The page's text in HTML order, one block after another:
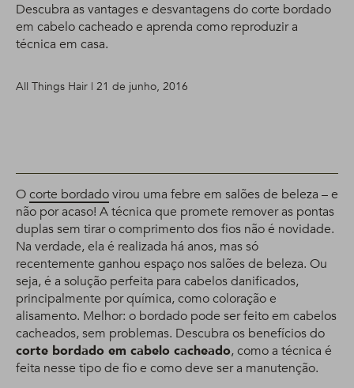
Descubra as vantages e desvantagens do corte bordado
em cabelo cacheado e aprenda como reproduzir a
técnica em casa.
All Things Hair | 21 de junho, 2016
Ocorte bordadovirou uma febre em salões de beleza – e
não por acaso! A técnica que promete remover as pontas
duplas sem tirar o comprimento dos fios não é novidade.
Na verdade, ela é realizada há anos, mas só
recentemente ganhou espaço nos salões de beleza. Ou
seja, é a solução perfeita para cabelos danificados,
principalmente por química, como coloração e
alisamento. Melhor: o bordado pode ser feito em cabelos
cacheados, sem problemas. Descubra os benefícios do
corte bordado em cabelo cacheado, como a técnica é
feita nesse tipo de fio e como deve ser a manutenção.